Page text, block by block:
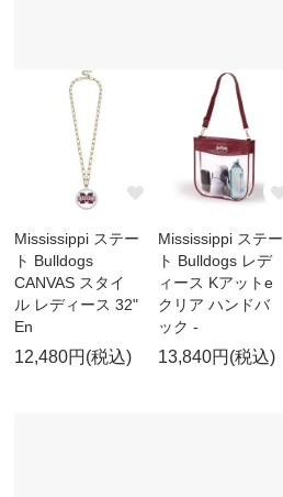
Mississippi ステー
ト Bulldogs
CANVAS スタイ
ル レディース 32"
En
12,480円(税込)
Mississippi ステー
ト Bulldogs レデ
ィース Kアットe
クリア ハンドバ
ック -
13,840円(税込)